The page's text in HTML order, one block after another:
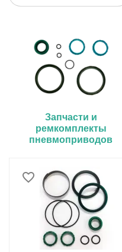
Запчасти и
ремкомплекты
пневмоприводов